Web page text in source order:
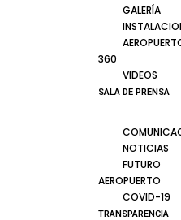
GALERÍA
360
VIDEOS
SALA DE PRENSA
NOTICIAS
FUTURO
AEROPUERTO
COVID-19
TRANSPARENCIA